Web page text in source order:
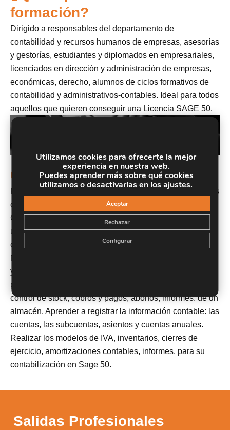
formación?
Dirigido a responsables del departamento de
contabilidad y recursos humanos de empresas, asesorías
y gestorías, estudiantes y diplomados en empresariales,
licenciados en dirección y administración de empresas,
económicas, derecho, alumnos de ciclos formativos de
contabilidad y administrativos-contables. Ideal para todos
aquellos que quieren conseguir una Licencia SAGE 50.
Objetivos
Proporcionar los conocimientos para realizar las nóminas
de una empresa y comunicar información con el
Contrat@, Delt@ y Sistema Red. Conocer todas y cada
una de las herramientas para la gestión de plantillas,
configuración de nóminas, altas y bajas…con
Nominaplus. Conocer todos los pasos para la facturación
y control de almacén de una empresa: presupuestos,
pedidos, albaranes y facturas con Sage 50. Gestionar el
control de stock, cobros y pagos, abonos, informes. de un
almacén. Aprender a registrar la información contable: las
cuentas, las subcuentas, asientos y cuentas anuales.
Realizar los modelos de IVA, inventarios, cierres de
ejercicio, amortizaciones contables, informes. para su
contabilización en Sage 50.
Salidas Profesionales
Utilizamos cookies para ofrecerte la mejor
experiencia en nuestra web.
Puedes aprender más sobre qué cookies
utilizamos o desactivarlas en losajustes.
Aceptar
Rechazar
Configurar